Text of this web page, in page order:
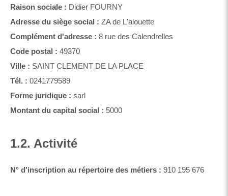
Raison sociale : Didier FOURNY
Adresse du siège social : ZA de L'alouette
Complément d'adresse : 8 rue des Calendrelles
Code postal : 49370
Ville : SAINT CLEMENT DE LA PLACE
Tél. : 0241779589
Forme juridique : sarl
Montant du capital social : 5000
1.2. Activité
N° d'inscription au répertoire des métiers : 910 195 676